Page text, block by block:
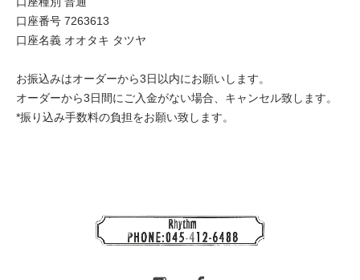
口座番号 7263613
口座名義 オオタキ タツヤ
お振込みはオーダーから3日以内にお願いします。
オーダーから3日間にご入金がない場合、キャンセル致します。
*振り込み手数料の負担をお願い致します。